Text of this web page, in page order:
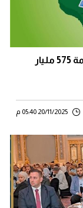
صفقات استثمارية سعودية أميركية بقيمة 575 مليار
20/11/2025 05:40 م